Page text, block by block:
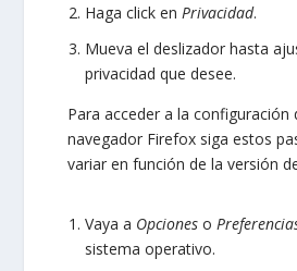
Haga click en Privacidad.
Mueva el deslizador hasta
privacidad que desee.
Para acceder a la
navegador Firefox siga estos
variar en función de la versión
Vaya a Opciones o
sistema operativo.